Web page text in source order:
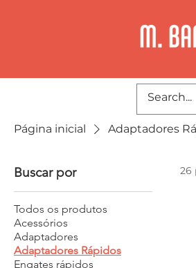
Página inicial Adaptadores
Buscar por
Todos os produtos
Acessórios
Adaptadores
Adaptadores Rápidos
Engates rápidos
26